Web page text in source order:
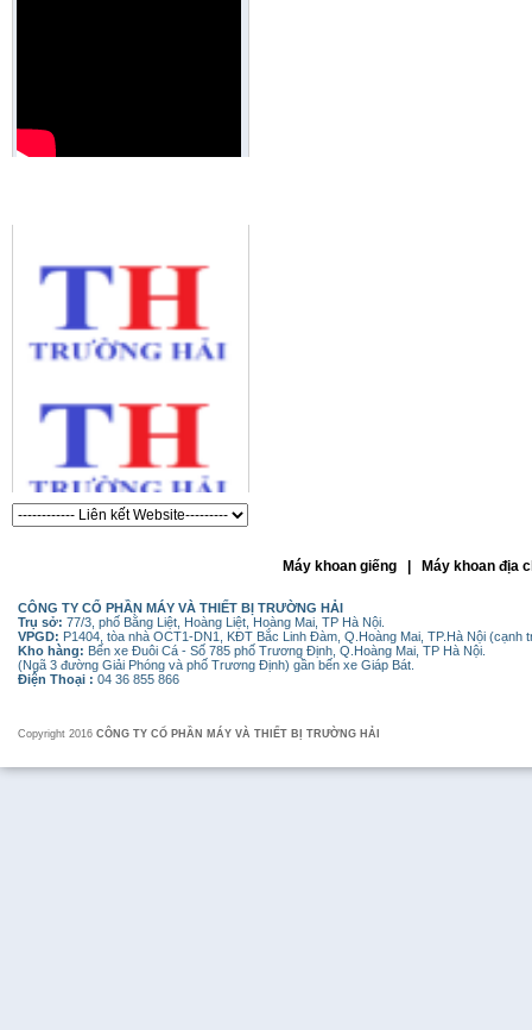
Máy khoan giếng | Máy khoan
CÔNG TY CỔ PHẦN MÁY VÀ THIẾT BỊ TRƯỜNG HẢI
Trụ sở: 77/3, phố Bằng Liệt, Hoàng Liệt, Hoàng Mai, TP Hà Nội.
VPGD: P1404, tòa nhà OCT1-DN1, KĐT Bắc Linh Đàm, Q.Hoàng Mai, TP.Hà Nội (cạnh
Kho hàng: Bến xe Đuôi Cá - Số 785 phố Trương Định, Q.Hoàng Mai, TP Hà Nội.
(Ngã 3 đường Giải Phóng và phố Trương Định) gần bến xe Giáp Bát.
Điện Thoại : 04 36 855 866
Copyright 2016 CÔNG TY CỔ PHẦN MÁY VÀ THIẾT BỊ TRƯỜNG HẢI